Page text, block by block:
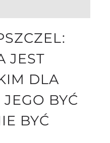
JEST
DLA
BYĆ
BYĆ